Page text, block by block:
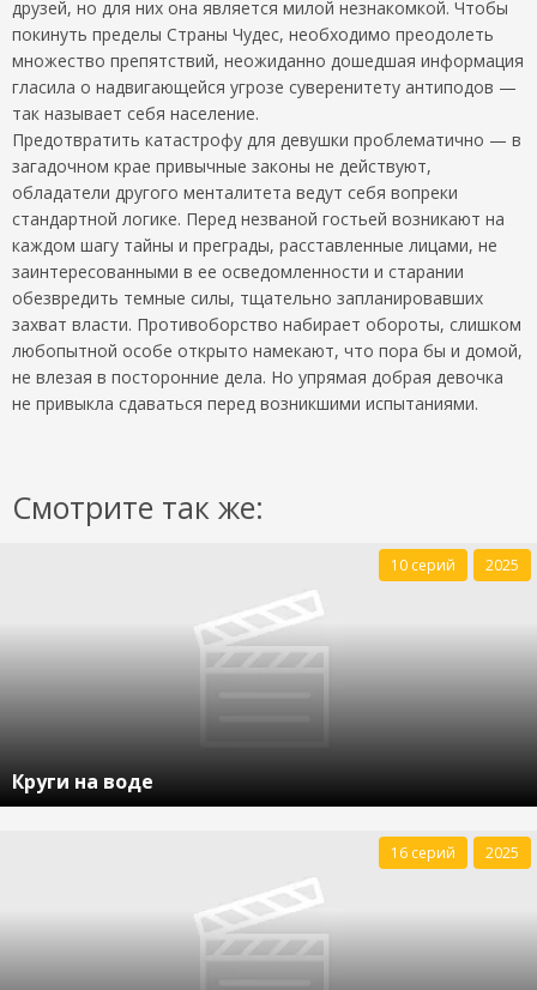
друзей, но для них она является милой незнакомкой. Чтобы
покинуть пределы Страны Чудес, необходимо преодолеть
множество препятствий, неожиданно дошедшая информация
гласила о надвигающейся угрозе суверенитету антиподов —
так называет себя население.
Предотвратить катастрофу для девушки проблематично — в
загадочном крае привычные законы не действуют,
обладатели другого менталитета ведут себя вопреки
стандартной логике. Перед незваной гостьей возникают на
каждом шагу тайны и преграды, расставленные лицами, не
заинтересованными в ее осведомленности и старании
обезвредить темные силы, тщательно запланировавших
захват власти. Противоборство набирает обороты, слишком
любопытной особе открыто намекают, что пора бы и домой,
не влезая в посторонние дела. Но упрямая добрая девочка
не привыкла сдаваться перед возникшими испытаниями.
Смотрите так же:
Круги на воде
10 серий 2025
16 серий 2025